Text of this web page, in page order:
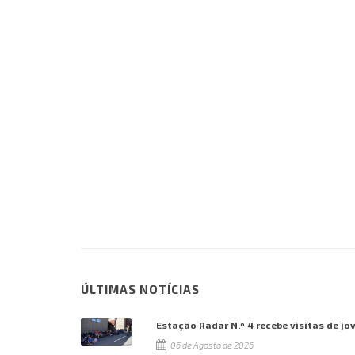
ÚLTIMAS NOTÍCIAS
Estação Radar N.º 4 recebe visitas de
06 de Agosto de 2026